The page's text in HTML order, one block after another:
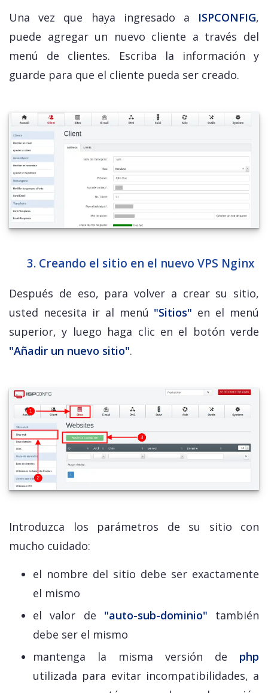
Una vez que haya ingresado a ISPCONFIG,
puede agregar un nuevo cliente a través del
menú de clientes. Escriba la información y
guarde para que el cliente pueda ser creado.
3. Creando el sitio en el nuevo VPS Nginx
Después de eso, para volver a crear su sitio,
usted necesita ir al menú "Sitios" en el menú
superior, y luego haga clic en el botón verde
"Añadir un nuevo sitio".
Introduzca los parámetros de su sitio con
mucho cuidado:
el nombre del sitio debe ser exactamente
el mismo
el valor de "auto-sub-dominio" también
debe ser el mismo
mantenga la misma versión de php
utilizada para evitar incompatibilidades, a